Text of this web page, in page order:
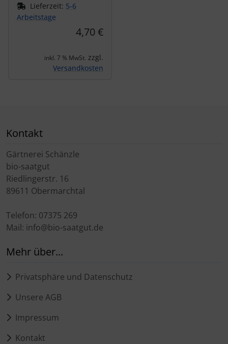
Lieferzeit: 5-6
Arbeitstage
4,70 €
inkl. 7 % MwSt. zzgl.
Versandkosten
Kontakt
Gärtnerei Schänzle
bio-saatgut
Riedlingerstr. 16
89611 Obermarchtal
Telefon: 07375 269
Mail: info@bio-saatgut.de
Mehr über...
Privatsphäre und Datenschutz
Unsere AGB
Impressum
Kontakt